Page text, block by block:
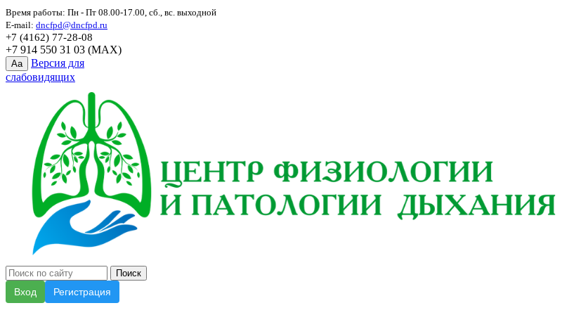
Время работы: Пн - Пт 08.00-17.00, сб., вс. выходной
E-mail: dncfpd@dncfpd.ru
+7 (4162) 77-28-08
+7 914 550 31 03 (MAX)
Aa
Версия для
слабовидящих
Вход Регистрация